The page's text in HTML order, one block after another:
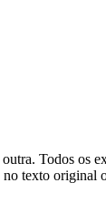
Todos os
texto original